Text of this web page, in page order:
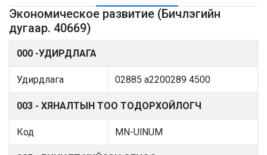
Экономическое развитие (Бичлэгийн
дугаар. 40669)
000 -УДИРДЛАГА
Удирдлага 02885 a2200289 4500
003 - ХЯНАЛТЫН ТОО ТОДОРХОЙЛОГЧ
Код MN-UlNUM